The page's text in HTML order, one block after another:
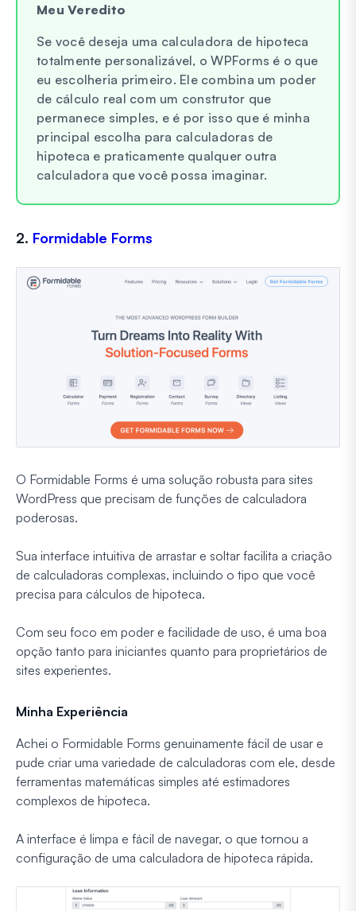
Meu Veredito
Se você deseja uma calculadora de hipoteca
totalmente personalizável, o WPForms é o que
eu escolheria primeiro. Ele combina um poder
de cálculo real com um construtor que
permanece simples, e é por isso que é minha
principal escolha para calculadoras de
hipoteca e praticamente qualquer outra
calculadora que você possa imaginar.
2. Formidable Forms
O Formidable Forms é uma solução robusta para sites
WordPress que precisam de funções de calculadora
poderosas.
Sua interface intuitiva de arrastar e soltar facilita a criação
de calculadoras complexas, incluindo o tipo que você
precisa para cálculos de hipoteca.
Com seu foco em poder e facilidade de uso, é uma boa
opção tanto para iniciantes quanto para proprietários de
sites experientes.
Minha Experiência
Achei o Formidable Forms genuinamente fácil de usar e
pude criar uma variedade de calculadoras com ele, desde
ferramentas matemáticas simples até estimadores
complexos de hipoteca.
A interface é limpa e fácil de navegar, o que tornou a
configuração de uma calculadora de hipoteca rápida.